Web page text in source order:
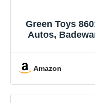
Green Toys
Autos,
Amazon